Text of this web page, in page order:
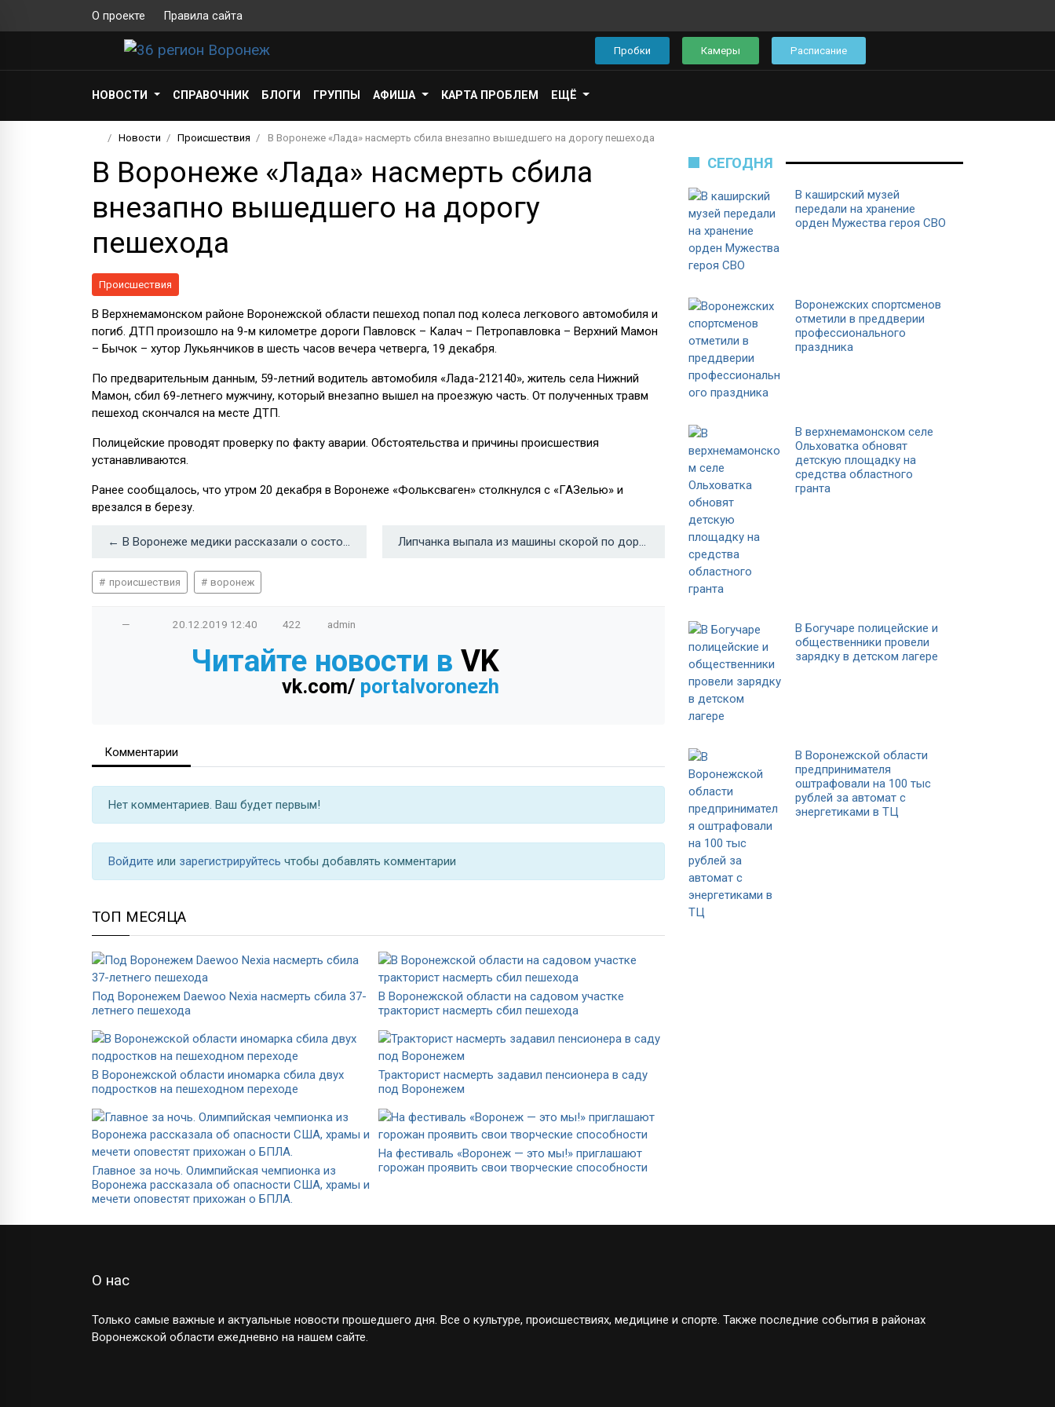
О проекте Правила сайта
Пробки Камеры Расписание
НОВОСТИ СПРАВОЧНИК БЛОГИ ГРУППЫ АФИША КАРТА ПРОБЛЕМ ЕЩЁ
Новости Происшествия В Воронеже «Лада» насмерть сбила внезапно вышедшего на дорогу пешехода
В Воронеже «Лада» насмерть сбила
внезапно вышедшего на дорогу
пешехода
Происшествия
В Верхнемамонском районе Воронежской области пешеход попал под колеса легкового автомобиля и
погиб. ДТП произошло на 9-м километре дороги Павловск – Калач – Петропавловка – Верхний Мамон
– Бычок – хутор Лукьянчиков в шесть часов вечера четверга, 19 декабря.
По предварительным данным, 59-летний водитель автомобиля «Лада-212140», житель села Нижний
Мамон, сбил 69-летнего мужчину, который внезапно вышел на проезжую часть. От полученных травм
пешеход скончался на месте ДТП.
Полицейские проводят проверку по факту аварии. Обстоятельства и причины происшествия
устанавливаются.
Ранее сообщалось, что утром 20 декабря в Воронеже «Фольксваген» столкнулся с «ГАЗелью» и
врезался в березу.
← В Воронеже медики рассказали о состоянии женщины, на которую рухнуло дерево Липчанка выпала из машины скорой по дороге в больницу →
происшествия воронеж
— 20.12.2019 12:40 422 admin
Читайте новости в VK
vk.com/ portalvoronezh
Комментарии
Нет комментариев. Ваш будет первым!
Войдите или зарегистрируйтесь чтобы добавлять комментарии
ТОП МЕСЯЦА
Под Воронежем Daewoo Nexia насмерть сбила 37-
летнего пешехода
В Воронежской области на садовом участке
тракторист насмерть сбил пешехода
В Воронежской области иномарка сбила двух
подростков на пешеходном переходе
Тракторист насмерть задавил пенсионера в саду
под Воронежем
Главное за ночь. Олимпийская чемпионка из
Воронежа рассказала об опасности США, храмы и
мечети оповестят прихожан о БПЛА.
На фестиваль «Воронеж — это мы!» приглашают
горожан проявить свои творческие способности
СЕГОДНЯ
В каширский музей
передали на хранение
орден Мужества героя СВО
Воронежских спортсменов
отметили в преддверии
профессионального
праздника
В верхнемамонском селе
Ольховатка обновят
детскую площадку на
средства областного
гранта
В Богучаре полицейские и
общественники провели
зарядку в детском лагере
В Воронежской области
предпринимателя
оштрафовали на 100 тыс
рублей за автомат с
энергетиками в ТЦ
О нас
Только самые важные и актуальные новости прошедшего дня. Все о культуре, происшествиях, медицине и спорте. Также последние события в районах
Воронежской области ежедневно на нашем сайте.